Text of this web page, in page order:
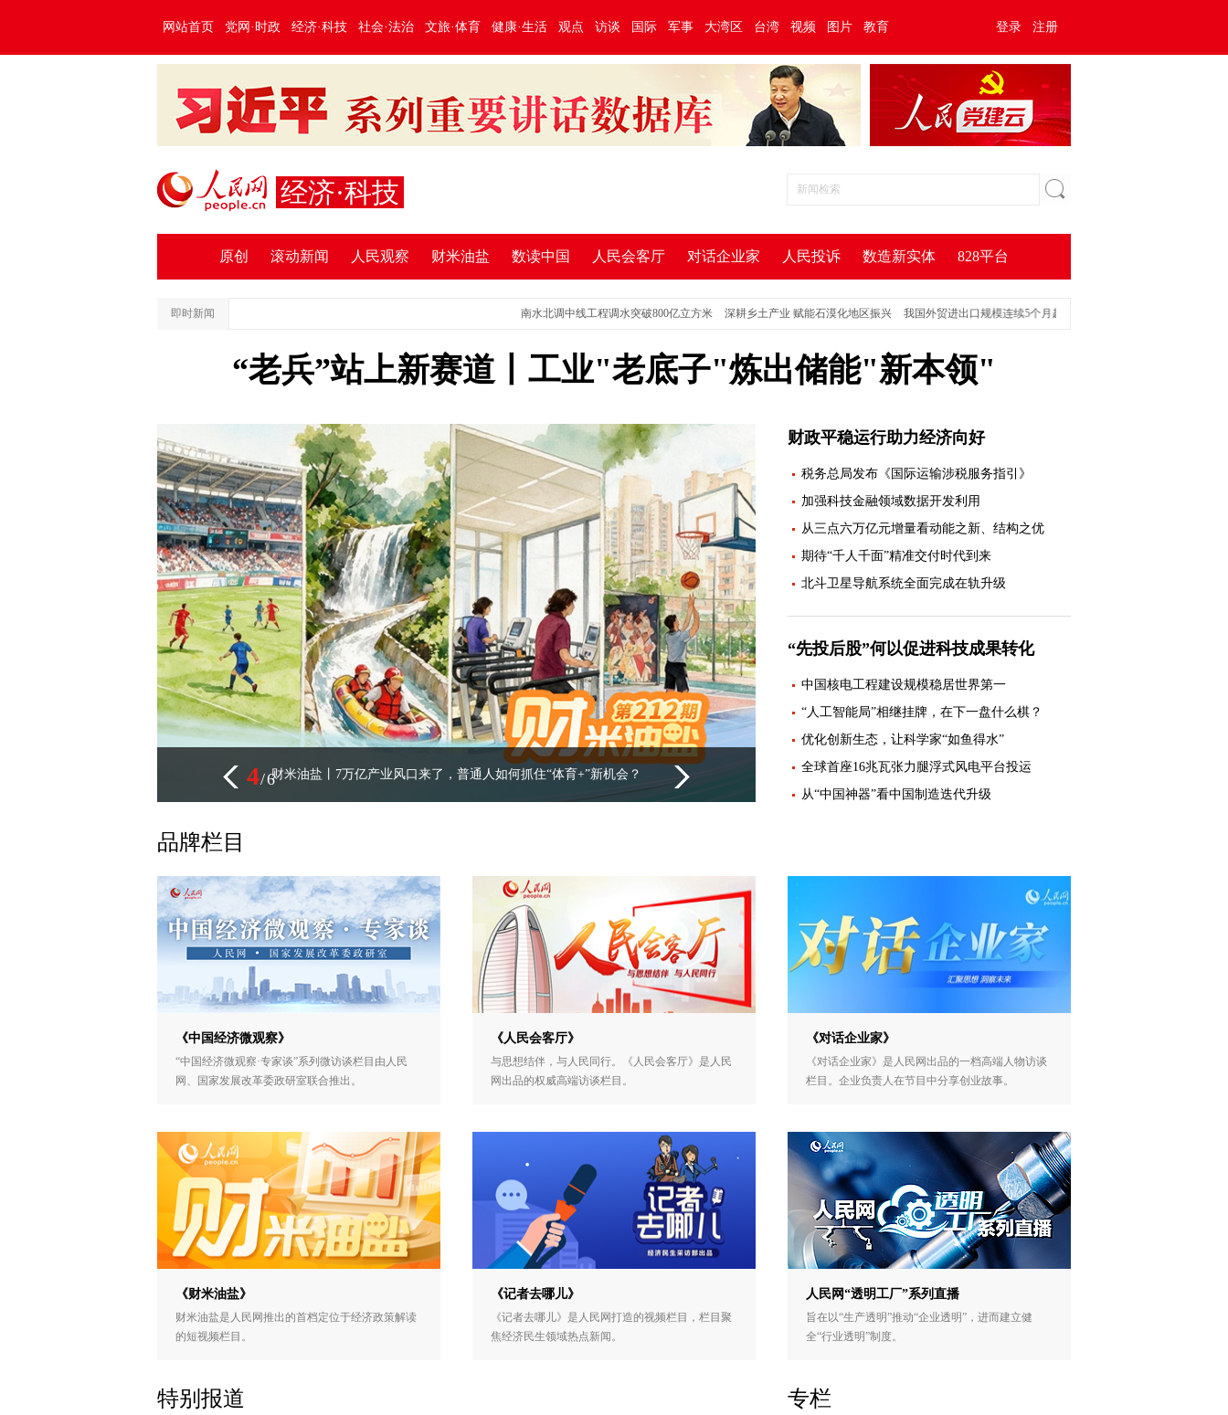
网站首页 党网·时政 经济·科技 社会·法治 文旅·体育 健康·生活 观点 访谈 国际 军事 大湾区 台湾 视频 图片 教育 登录 注册
经济·科技
原创 滚动新闻 人民观察 财米油盐 数读中国 人民会客厅 对话企业家 人民投诉 数造新实体 828平台
即时新闻 南水北调中线工程调水突破800亿立方米 深耕乡土产业 赋能石漠化地区振兴 我国外贸进出口规模连续5个月超过4万亿元
“老兵”站上新赛道丨工业"老底子"炼出储能"新本领"
国家数据局张望：让公共数据“跑起来”“活起来” 工银私人银行，君子偕伙伴同行
5/6
财政平稳运行助力经济向好
税务总局发布《国际运输涉税服务指引》
加强科技金融领域数据开发利用
从三点六万亿元增量看动能之新、结构之优
期待“千人千面”精准交付时代到来
北斗卫星导航系统全面完成在轨升级
“先投后股”何以促进科技成果转化
中国核电工程建设规模稳居世界第一
“人工智能局”相继挂牌，在下一盘什么棋？
优化创新生态，让科学家“如鱼得水”
全球首座16兆瓦张力腿浮式风电平台投运
从“中国神器”看中国制造迭代升级
品牌栏目
《中国经济微观察》
“中国经济微观察·专家谈”系列微访谈栏目由人民
网、国家发展改革委政研室联合推出。
《人民会客厅》
与思想结伴，与人民同行。《人民会客厅》是人民
网出品的权威高端访谈栏目。
《对话企业家》
《对话企业家》是人民网出品的一档高端人物访谈
栏目。企业负责人在节目中分享创业故事。
《财米油盐》
财米油盐是人民网推出的首档定位于经济政策解读
的短视频栏目。
《记者去哪儿》
《记者去哪儿》是人民网打造的视频栏目，栏目聚
焦经济民生领域热点新闻。
人民网“透明工厂”系列直播
旨在以“生产透明”推动“企业透明”，进而建立健
全“行业透明”制度。
特别报道 专栏